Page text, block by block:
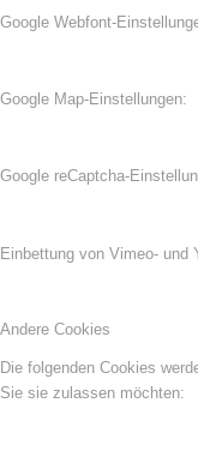
Google Webfont-
Google Map-Einstellungen:
Google reCaptcha-
Einbettung von Vimeo- und
Andere Cookies
Die folgenden Cookies
Sie sie zulassen möchten: